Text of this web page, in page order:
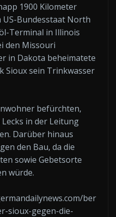
1900 Kilometer
US-Bundesstaat North
Terminal in Illinois
den Missouri
in Dakota beheimatete
Sioux sein Trinkwasser
befürchten,
in der Leitung
Darüber hinaus
den Bau, da die
sowie Gebetsorte
würde.
ber
sioux-gegen-die-